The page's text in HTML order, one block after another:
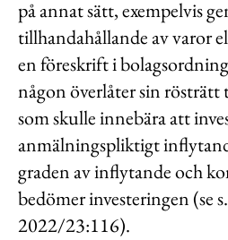
på annat sätt, exempelvis
tillhandahållande av varor
en föreskrift i
någon överlåter sin
som skulle innebära att
anmälningspliktigt
graden av inflytande och
bedömer investeringen (se
2022/23:116).